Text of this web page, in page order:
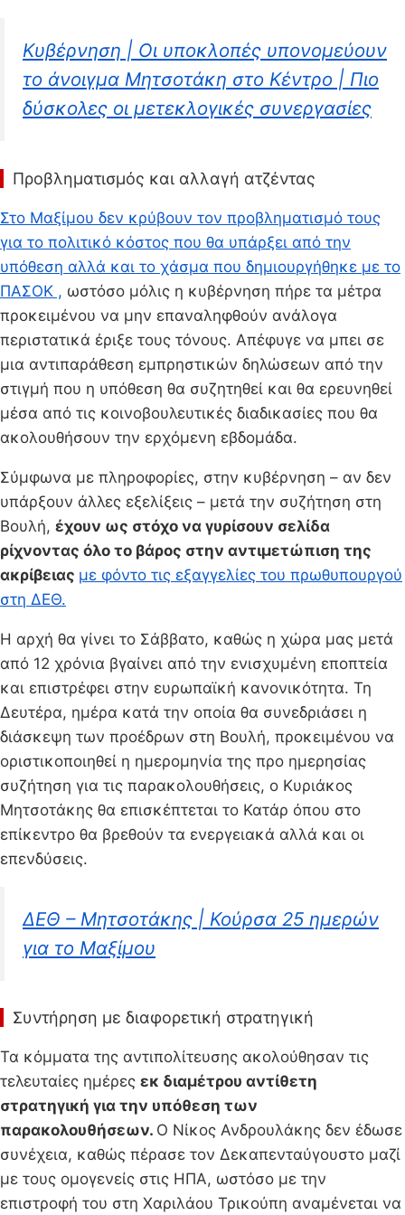
Κυβέρνηση | Οι υποκλοπές υπονομεύουν
το άνοιγμα Μητσοτάκη στο Κέντρο | Πιο
δύσκολες οι μετεκλογικές συνεργασίες
Προβληματισμός και αλλαγή ατζέντας
Στο Μαξίμου δεν κρύβουν τον προβληματισμό τους
για το πολιτικό κόστος που θα υπάρξει από την
υπόθεση αλλά και το χάσμα που δημιουργήθηκε με το
ΠΑΣΟΚ , ωστόσο μόλις η κυβέρνηση πήρε τα μέτρα
προκειμένου να μην επαναληφθούν ανάλογα
περιστατικά έριξε τους τόνους. Απέφυγε να μπει σε
μια αντιπαράθεση εμπρηστικών δηλώσεων από την
στιγμή που η υπόθεση θα συζητηθεί και θα ερευνηθεί
μέσα από τις κοινοβουλευτικές διαδικασίες που θα
ακολουθήσουν την ερχόμενη εβδομάδα.
Σύμφωνα με πληροφορίες, στην κυβέρνηση – αν δεν
υπάρξουν άλλες εξελίξεις – μετά την συζήτηση στη
Βουλή, έχουν ως στόχο να γυρίσουν σελίδα
ρίχνοντας όλο το βάρος στην αντιμετώπιση της
ακρίβειας με φόντο τις εξαγγελίες του πρωθυπουργού
στη ΔΕΘ.
Η αρχή θα γίνει το Σάββατο, καθώς η χώρα μας μετά
από 12 χρόνια βγαίνει από την ενισχυμένη εποπτεία
και επιστρέφει στην ευρωπαϊκή κανονικότητα. Τη
Δευτέρα, ημέρα κατά την οποία θα συνεδριάσει η
διάσκεψη των προέδρων στη Βουλή, προκειμένου να
οριστικοποιηθεί η ημερομηνία της προ ημερησίας
συζήτηση για τις παρακολουθήσεις, ο Κυριάκος
Μητσοτάκης θα επισκέπτεται το Κατάρ όπου στο
επίκεντρο θα βρεθούν τα ενεργειακά αλλά και οι
επενδύσεις.
ΔΕΘ – Μητσοτάκης | Κούρσα 25 ημερών
για το Μαξίμου
Συντήρηση με διαφορετική στρατηγική
Τα κόμματα της αντιπολίτευσης ακολούθησαν τις
τελευταίες ημέρες εκ διαμέτρου αντίθετη
στρατηγική για την υπόθεση των
παρακολουθήσεων. Ο Νίκος Ανδρουλάκης δεν έδωσε
συνέχεια, καθώς πέρασε τον Δεκαπενταύγουστο μαζί
με τους ομογενείς στις ΗΠΑ, ωστόσο με την
επιστροφή του στη Χαριλάου Τρικούπη αναμένεται να